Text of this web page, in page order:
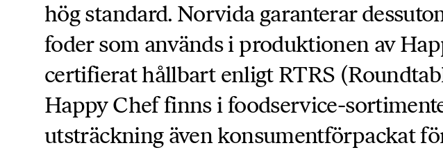
hög standard. Norvida garanterar
foder som används i produktionen av
certifierat hållbart enligt RTRS
Happy Chef finns i foodservice-
utsträckning även konsumentförpackat